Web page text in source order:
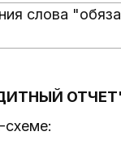
слова
схеме: